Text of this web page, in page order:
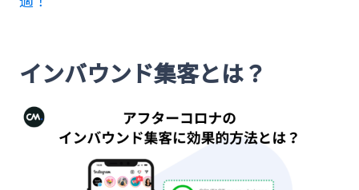
インバウンドが注目される背景
地方活性化
インバウンドマーケティングを行うメリット
資産になる
SNSでの拡散が期待できる
インバウンド集客とは？